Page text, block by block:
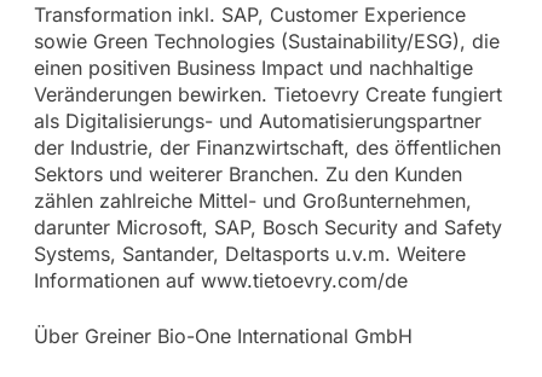
Transformation inkl. SAP, Customer Experience
sowie Green Technologies (Sustainability/ESG), die
einen positiven Business Impact und nachhaltige
Veränderungen bewirken. Tietoevry Create fungiert
als Digitalisierungs- und Automatisierungspartner
der Industrie, der Finanzwirtschaft, des öffentlichen
Sektors und weiterer Branchen. Zu den Kunden
zählen zahlreiche Mittel- und Großunternehmen,
darunter Microsoft, SAP, Bosch Security and Safety
Systems, Santander, Deltasports u.v.m. Weitere
Informationen auf www.tietoevry.com/de
Über Greiner Bio-One International GmbH